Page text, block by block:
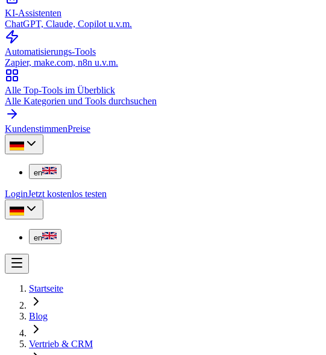
KI-Assistenten
ChatGPT, Claude, Copilot u.v.m.
Automatisierungs-Tools
Zapier, make.com, n8n u.v.m.
Alle Top-Tools im Überblick
Alle Kategorien und Tools durchsuchen
KundenstimmenPreise
en
LoginJetzt kostenlos testen
en
Startseite
Blog
Vertrieb & CRM